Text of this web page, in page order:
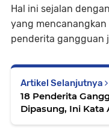
Hal ini sejalan
yang
penderita gangguan
Artikel Selanjutnya
18 Penderita
Dipasung, Ini Kata